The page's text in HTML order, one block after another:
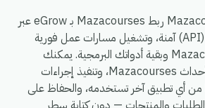
يتيح لك تكامل Mazacourses ربط Mazacourses بـ eGrow عبر
واجهة برمجة تطبيقات (API) آمنة، وتشغيل مسارات عمل فورية
بدون كود بين Mazacourses وبقية أدواتك البرمجية. يمكنك
تفعيل الأتمتة بناءً على أحداث Mazacourses، وتنفيذ إجراءات
داخل Mazacourses من أي تطبيق آخر تستخدمه، والحفاظ على